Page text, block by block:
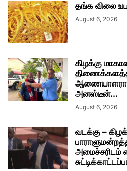
தங்க விலை
August 6, 2026
கிழக்கு
அனஸ்டீன்...
August 6, 2026
வடக்கு –
அமைச்சரிடம்